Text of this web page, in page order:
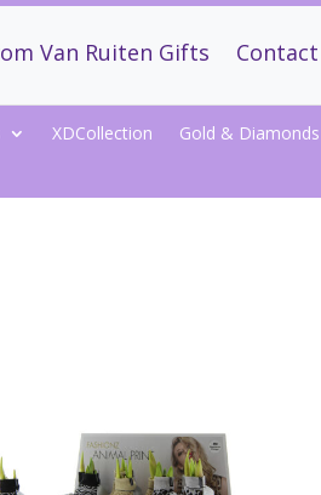
Van Ruiten Gifts Contact
XDCollection Gold & Diamonds